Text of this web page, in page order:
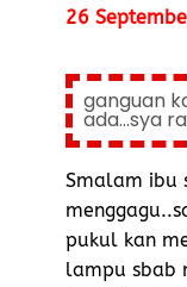
26
ganguan
ada...sya
Smalam ibu
pukul kan
lampu sbab